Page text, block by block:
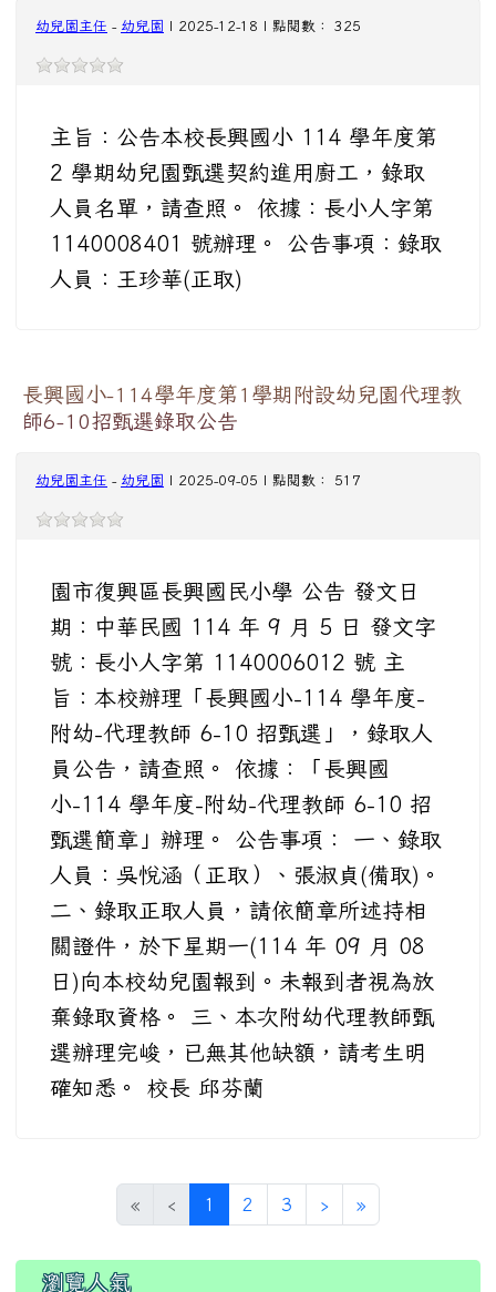
幼兒園主任 - 幼兒園 | 2025-12-18 | 點閱數： 325
主旨：公告本校長興國小 114 學年度第
2 學期幼兒園甄選契約進用廚工，錄取
人員名單，請查照。 依據：長小人字第
1140008401 號辦理。 公告事項：錄取
人員：王珍華(正取)
長興國小-114學年度第1學期附設幼兒園代理教
師6-10招甄選錄取公告
幼兒園主任 - 幼兒園 | 2025-09-05 | 點閱數： 517
園市復興區長興國民小學 公告 發文日
期：中華民國 114 年 9 月 5 日 發文字
號：長小人字第 1140006012 號 主
旨：本校辦理「長興國小-114 學年度-
附幼-代理教師 6-10 招甄選」，錄取人
員公告，請查照。 依據：「長興國
小-114 學年度-附幼-代理教師 6-10 招
甄選簡章」辦理。 公告事項： 一、錄取
人員：吳悅涵（正取）、張淑貞(備取)。
二、錄取正取人員，請依簡章所述持相
關證件，於下星期一(114 年 09 月 08
日)向本校幼兒園報到。未報到者視為放
棄錄取資格。 三、本次附幼代理教師甄
選辦理完峻，已無其他缺額，請考生明
確知悉。 校長 邱芬蘭
« ‹ 1 (current)
2 3 › »
瀏覽人氣